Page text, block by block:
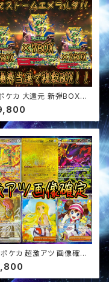
ケカ 大還元 新弾BOX確
パ
ケカ 超激アツ 画像確定